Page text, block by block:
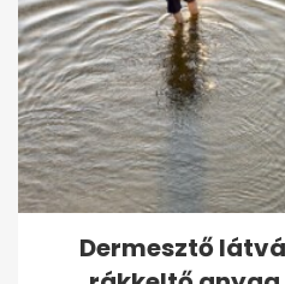
Csípő
inger: hol
Dermesztő